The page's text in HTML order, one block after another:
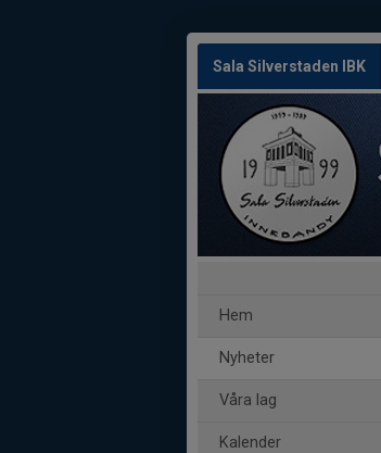
Sala Silverstaden IBK
Hem
Nyheter
Våra lag
Kalender